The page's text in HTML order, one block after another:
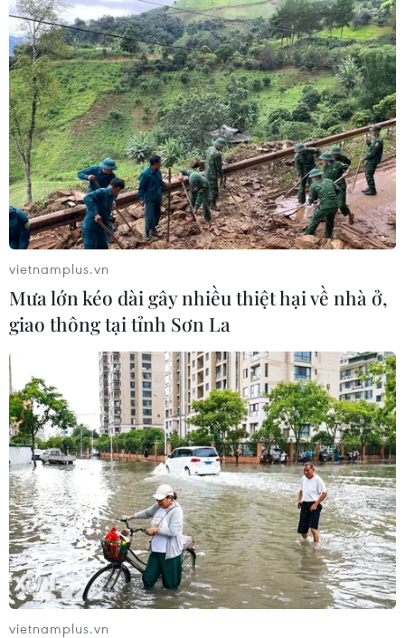
vietnamplus.vn
Mưa lớn kéo dài gây nhiều thiệt hại về nhà ở,
giao thông tại tỉnh Sơn La
vietnamplus.vn